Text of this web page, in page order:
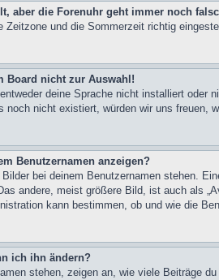
aber die Forenuhr geht immer noch
Zeitzone und die Sommerzeit richtig
Board nicht zur Auswahl!
deine Sprache nicht installiert
noch nicht existiert, würden wir uns freuen,
Benutzernamen anzeigen?
Bilder bei deinem Benutzernamen stehen.
andere, meist größere Bild, ist auch als
kann bestimmen, ob und wie die
ich ihn ändern?
stehen, zeigen an, wie viele Beiträge